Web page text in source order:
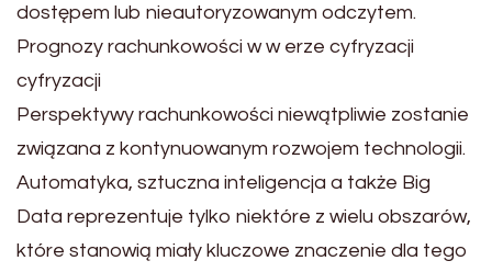
dostępem lub nieautoryzowanym odczytem.
Prognozy rachunkowości w w erze cyfryzacji
cyfryzacji
Perspektywy rachunkowości niewątpliwie zostanie
związana z kontynuowanym rozwojem technologii.
Automatyka, sztuczna inteligencja a także Big
Data reprezentuje tylko niektóre z wielu obszarów,
które stanowią miały kluczowe znaczenie dla tego